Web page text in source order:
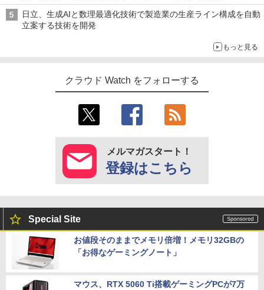
日立、生成AIと数理最適化技術で製造業の生産ライン構成を自動
立案する技術を開発
もっと見る
クラウド Watch をフォローする
メルマガスタート！
登録はこちら
Special Site
お値段そのままでメモリ倍増！メモリ32GBの
「お得なゲーミングノート」
マウス、RTX 5060 Ti搭載ゲーミングPCが7万